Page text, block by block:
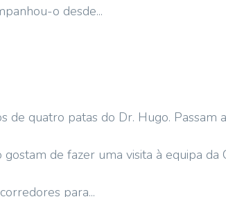
o desde...
quatro patas do Dr. Hugo. Passam a
de fazer uma visita à equipa da
para...